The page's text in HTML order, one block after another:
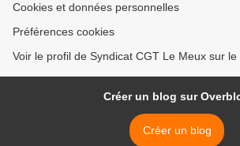
Cookies et données personnelles
Préférences cookies
Voir le profil de Syndicat CGT Le Meux sur
Créer un blog sur
Créer un blog